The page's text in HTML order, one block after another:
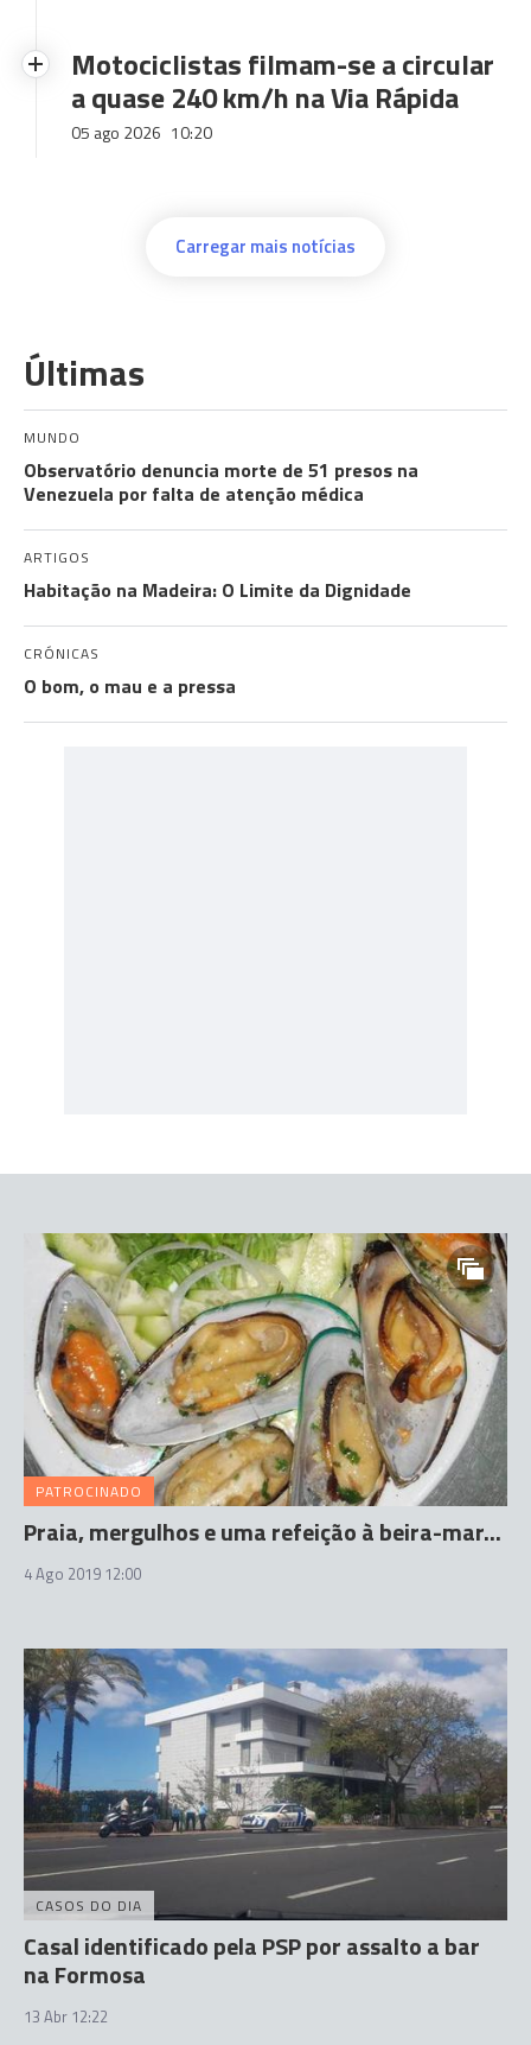
Motociclistas filmam-se a circular
a quase 240 km/h na Via Rápida
05 ago 2026 10:20
Carregar mais notícias
Últimas
MUNDO
Observatório denuncia morte de 51 presos na
Venezuela por falta de atenção médica
ARTIGOS
Habitação na Madeira: O Limite da Dignidade
CRÓNICAS
O bom, o mau e a pressa
PATROCINADO
Praia, mergulhos e uma refeição à beira-mar...
4 Ago 2019 12:00
CASOS DO DIA
Casal identificado pela PSP por assalto a bar
na Formosa
13 Abr 12:22